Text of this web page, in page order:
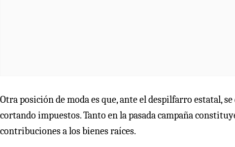
Otra posición de moda es que, ante el despilfarro estatal,
cortando impuestos. Tanto en la pasada campaña
contribuciones a los bienes raíces.